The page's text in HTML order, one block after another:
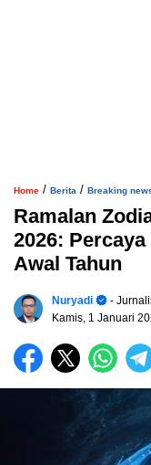
Home / Berita / Breaking
Ramalan
2026:
Awal Tahun
Nuryadi
-
Kamis, 1 Januari